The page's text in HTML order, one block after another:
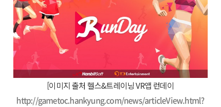
[이미지 출처 헬스&트레이닝 VR앱 런데이
http://gametoc.hankyung.com/news/articleView.html?